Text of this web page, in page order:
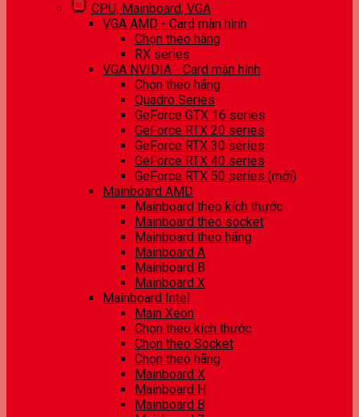
CPU, Mainboard, VGA
VGA AMD - Card màn hình
Chọn theo hãng
RX series
VGA NVIDIA - Card màn hình
Chọn theo hãng
Quadro Series
GeForce GTX 16 series
GeForce RTX 20 series
GeForce RTX 30 series
GeForce RTX 40 series
GeForce RTX 50 series (mới)
Mainboard AMD
Mainboard theo kích thước
Mainboard theo socket
Mainboard theo hãng
Mainboard A
Mainboard B
Mainboard X
Mainboard Intel
Main Xeon
Chọn theo kích thước
Chọn theo Socket
Chọn theo hãng
Mainboard X
Mainboard H
Mainboard B